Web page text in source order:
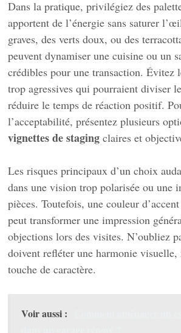
Dans la pratique, privilégiez des
apportent de l’énergie sans saturer
graves, des verts doux, ou des
peuvent dynamiser une cuisine ou un
crédibles pour une transaction. Évitez
trop agressives qui pourraient diviser
réduire le temps de réaction positif.
l’acceptabilité, présentez plusieurs
vignettes de staging claires et
Les risques principaux d’un choix
dans une vision trop polarisée ou une
pièces. Toutefois, une couleur
peut transformer une impression
objections lors des visites. N’oubliez
doivent refléter une harmonie visuelle,
touche de caractère.
Voir aussi :